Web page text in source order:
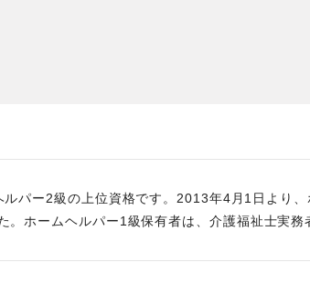
得サポート制度
役のプロジェクト
パー2級の上位資格です。2013年4月1日より
。ホームヘルパー1級保有者は、介護福祉士実務